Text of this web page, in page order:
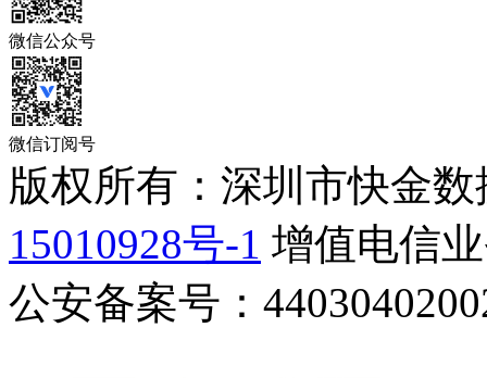
微信公众号
微信订阅号
版权所有：深圳市快金
15010928号-1 增值电信
公安备案号：